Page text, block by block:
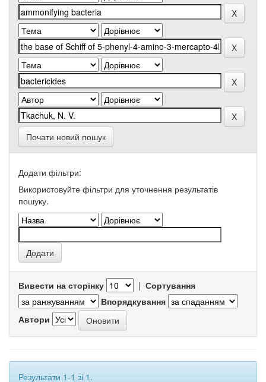
Почати новий пошук
Додати фільтри:
Використовуйте фільтри для уточнення результатів
пошуку.
Вивести на сторінку | Сортування
Впорядкування
Автори
Результати 1-1 зі 1.